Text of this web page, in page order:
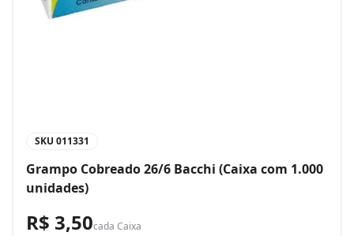
SKU 011331
Grampo Cobreado 26/6 Bacchi (Caixa com 1.000
unidades)
R$ 3,50cada Caixa